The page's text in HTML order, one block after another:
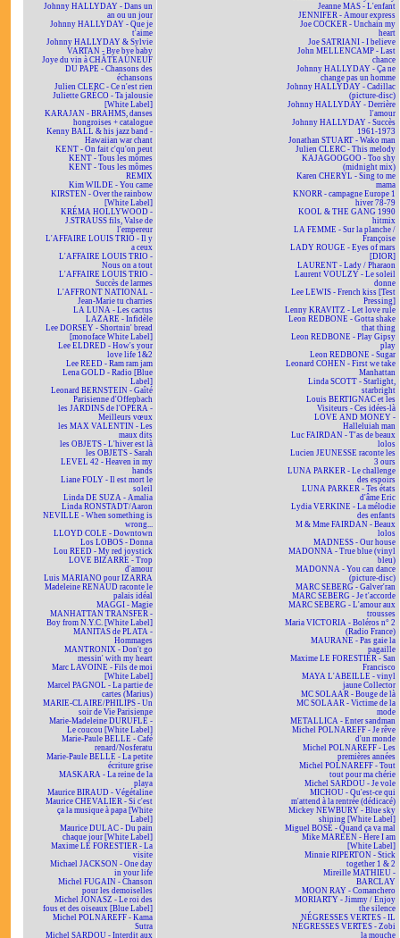
Johnny HALLYDAY - Dans un
an ou un jour
Johnny HALLYDAY - Que je
t'aime
Johnny HALLYDAY & Sylvie
VARTAN - Bye bye baby
Joye du vin à CHÂTEAUNEUF
DU PAPE - Chansons des
échansons
Julien CLERC - Ce n'est rien
Juliette GRÉCO - Ta jalousie
[White Label]
KARAJAN - BRAHMS, danses
hongroises + catalogue
Kenny BALL & his jazz band -
Hawaiian war chant
KENT - On fait c'qu'on peut
KENT - Tous les mômes
KENT - Tous les mômes
REMIX
Kim WILDE - You came
KIRSTEN - Over the rainbow
[White Label]
KRÉMA HOLLYWOOD -
J.STRAUSS fils, Valse de
l'empereur
L'AFFAIRE LOUIS TRIO - Il y
a ceux
L'AFFAIRE LOUIS TRIO -
Nous on a tout
L'AFFAIRE LOUIS TRIO -
Succès de larmes
L'AFFRONT NATIONAL -
Jean-Marie tu charries
LA LUNA - Les cactus
LAZARE - Infidèle
Lee DORSEY - Shortnin' bread
[monoface White Label]
Lee ELDRED - How's your
love life 1&2
Lee REED - Ram ram jam
Lena GOLD - Radio [Blue
Label]
Leonard BERNSTEIN - Gaîté
Parisienne d'Offenbach
les JARDINS de l'OPÉRA -
Meilleurs vœux
les MAX VALENTIN - Les
maux dits
les OBJETS - L'hiver est là
les OBJETS - Sarah
LEVEL 42 - Heaven in my
hands
Liane FOLY - Il est mort le
soleil
Linda DE SUZA - Amalia
Linda RONSTADT/Aaron
NEVILLE - When something is
wrong...
LLOYD COLE - Downtown
Los LOBOS - Donna
Lou REED - My red joystick
LOVE BIZARRE - Trop
d'amour
Luis MARIANO pour IZARRA
Madeleine RENAUD raconte le
palais idéal
MAGGI - Magie
MANHATTAN TRANSFER -
Boy from N.Y.C. [White Label]
MANITAS de PLATA -
Hommages
MANTRONIX - Don't go
messin' with my heart
Marc LAVOINE - Fils de moi
[White Label]
Marcel PAGNOL - La partie de
cartes (Marius)
MARIE-CLAIRE/PHILIPS - Un
soir de Vie Parisienne
Marie-Madeleine DURUFLÉ -
Le coucou [White Label]
Marie-Paule BELLE - Café
renard/Nosferatu
Marie-Paule BELLE - La petite
écriture grise
MASKARA - La reine de la
playa
Maurice BIRAUD - Végétaline
Maurice CHEVALIER - Si c'est
ça la musique à papa [White
Label]
Maurice DULAC - Du pain
chaque jour [White Label]
Maxime LE FORESTIER - La
visite
Michael JACKSON - One day
in your life
Michel FUGAIN - Chanson
pour les demoiselles
Michel JONASZ - Le roi des
fous et des oiseaux [Blue Label]
Michel POLNAREFF - Kama
Sutra
Michel SARDOU - Interdit aux
Jeanne MAS - L'enfant
JENNIFER - Amour express
Joe COCKER - Unchain my
heart
Joe SATRIANI - I believe
John MELLENCAMP - Last
chance
Johnny HALLYDAY - Ça ne
change pas un homme
Johnny HALLYDAY - Cadillac
(picture-disc)
Johnny HALLYDAY - Derrière
l'amour
Johnny HALLYDAY - Succès
1961-1973
Jonathan STUART - Wako man
Julien CLERC - This melody
KAJAGOOGOO - Too shy
(midnight mix)
Karen CHERYL - Sing to me
mama
KNORR - campagne Europe 1
hiver 78-79
KOOL & THE GANG 1990
hitmix
LA FEMME - Sur la planche /
Françoise
LADY ROUGE - Eyes of mars
[DIOR]
LAURENT - Lady / Pharaon
Laurent VOULZY - Le soleil
donne
Lee LEWIS - French kiss [Test
Pressing]
Lenny KRAVITZ - Let love rule
Leon REDBONE - Gotta shake
that thing
Leon REDBONE - Play Gipsy
play
Leon REDBONE - Sugar
Leonard COHEN - First we take
Manhattan
Linda SCOTT - Starlight,
starbright
Louis BERTIGNAC et les
Visiteurs - Ces idées-là
LOVE AND MONEY -
Halleluiah man
Luc FAIRDAN - T'as de beaux
lolos
Lucien JEUNESSE raconte les
3 ours
LUNA PARKER - Le challenge
des espoirs
LUNA PARKER - Tes états
d'âme Eric
Lydia VERKINE - La mélodie
des enfants
M & Mme FAIRDAN - Beaux
lolos
MADNESS - Our house
MADONNA - True blue (vinyl
bleu)
MADONNA - You can dance
(picture-disc)
MARC SEBERG - Galver'ran
MARC SEBERG - Je t'accorde
MARC SEBERG - L'amour aux
trousses
Maria VICTORIA - Boléros n° 2
(Radio France)
MAURANE - Pas gaie la
pagaille
Maxime LE FORESTIER - San
Francisco
MAYA L'ABEILLE - vinyl
jaune Collector
MC SOLAAR - Bouge de là
MC SOLAAR - Victime de la
mode
METALLICA - Enter sandman
Michel POLNAREFF - Je rêve
d'un monde
Michel POLNAREFF - Les
premières années
Michel POLNAREFF - Tout
tout pour ma chérie
Michel SARDOU - Je vole
MICHOU - Qu'est-ce qui
m'attend à la rentrée (dédicacé)
Mickey NEWBURY - Blue sky
shining [White Label]
Miguel BOSÉ - Quand ça va mal
Mike MAREEN - Here I am
[White Label]
Minnie RIPERTON - Stick
together 1 & 2
Mireille MATHIEU -
BARCLAY
MOON RAY - Comanchero
MORIARTY - Jimmy / Enjoy
the silence
NÉGRESSES VERTES - IL
NÉGRESSES VERTES - Zobi
la mouche